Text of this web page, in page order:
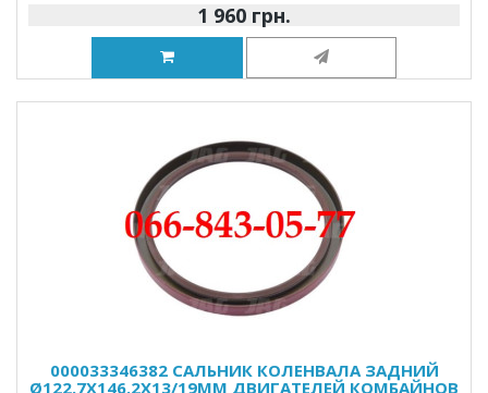
1 960 грн.
000033346382 САЛЬНИК КОЛЕНВАЛА ЗАДНИЙ
Ø122.7X146.2X13/19MM ДВИГАТЕЛЕЙ КОМБАЙНОВ